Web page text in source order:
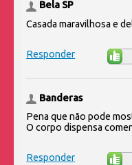
Bela SP
Casada maravilhosa e
Responder
Banderas
Pena que não pode
O corpo dispensa
Responder